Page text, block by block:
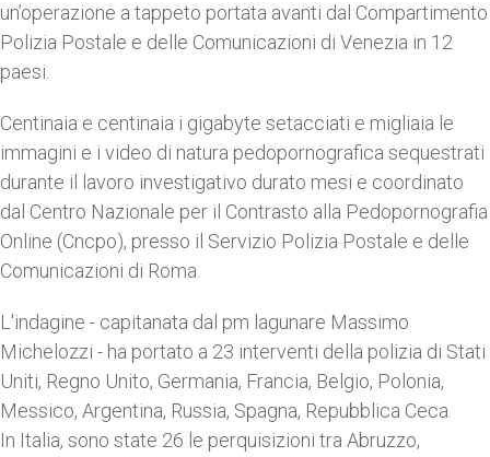
un’operazione a tappeto portata avanti dal Compartimento
Polizia Postale e delle Comunicazioni di Venezia in 12
paesi.
Centinaia e centinaia i gigabyte setacciati e migliaia le
immagini e i video di natura pedopornografica sequestrati
durante il lavoro investigativo durato mesi e coordinato
dal Centro Nazionale per il Contrasto alla Pedopornografia
Online (Cncpo), presso il Servizio Polizia Postale e delle
Comunicazioni di Roma.
L'indagine - capitanata dal pm lagunare Massimo
Michelozzi - ha portato a 23 interventi della polizia di Stati
Uniti, Regno Unito, Germania, Francia, Belgio, Polonia,
Messico, Argentina, Russia, Spagna, Repubblica Ceca.
In Italia, sono state 26 le perquisizioni tra Abruzzo,